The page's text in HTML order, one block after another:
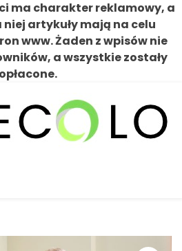
ma charakter reklamowy, a
artykuły mają na celu
www. Żaden z wpisów nie
a wszystkie zostały
opłacone.